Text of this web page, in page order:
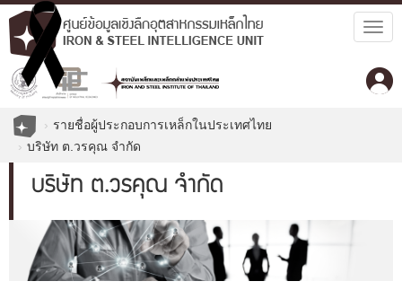
รายชื่อผู้ประกอบการเหล็กในประเทศไทย
บริษัท ต.วรคุณ จำกัด
บริษัท ต.วรคุณ จำกัด